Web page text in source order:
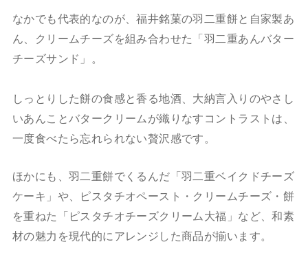
なかでも代表的なのが、福井銘菓の羽二重餅と自家製あ
ん、クリームチーズを組み合わせた「羽二重あんバター
チーズサンド」。
しっとりした餅の食感と香る地酒、大納言入りのやさし
いあんことバタークリームが織りなすコントラストは、
一度食べたら忘れられない贅沢感です。
ほかにも、羽二重餅でくるんだ「羽二重ベイクドチーズ
ケーキ」や、ピスタチオペースト・クリームチーズ・餅
を重ねた「ピスタチオチーズクリーム大福」など、和素
材の魅力を現代的にアレンジした商品が揃います。